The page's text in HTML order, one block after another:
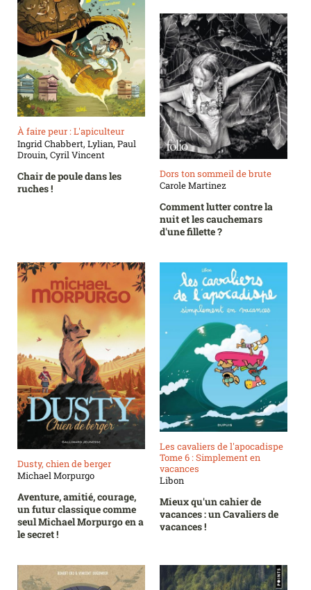
À faire peur : L'apiculteur
Ingrid Chabbert, Lylian, Paul
Drouin, Cyril Vincent
Chair de poule dans les
ruches !
Dors ton sommeil de brute
Carole Martinez
Comment lutter contre la
nuit et les cauchemars
d'une fillette ?
Dusty, chien de berger
Michael Morpurgo
Aventure, amitié, courage,
un futur classique comme
seul Michael Morpurgo en a
le secret !
Les cavaliers de l'apocadispe
Tome 6 : Simplement en
vacances
Libon
Mieux qu'un cahier de
vacances : un Cavaliers de
vacances !